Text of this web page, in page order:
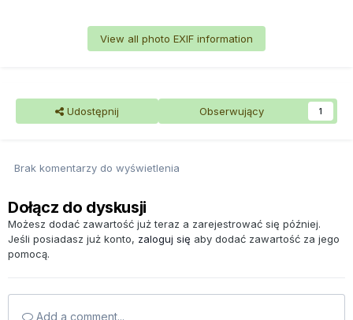
View all photo EXIF information
Udostępnij Obserwujący 1
Brak komentarzy do wyświetlenia
Dołącz do dyskusji
Możesz dodać zawartość już teraz a zarejestrować się później.
Jeśli posiadasz już konto, zaloguj się aby dodać zawartość za jego
pomocą.
Add a comment...